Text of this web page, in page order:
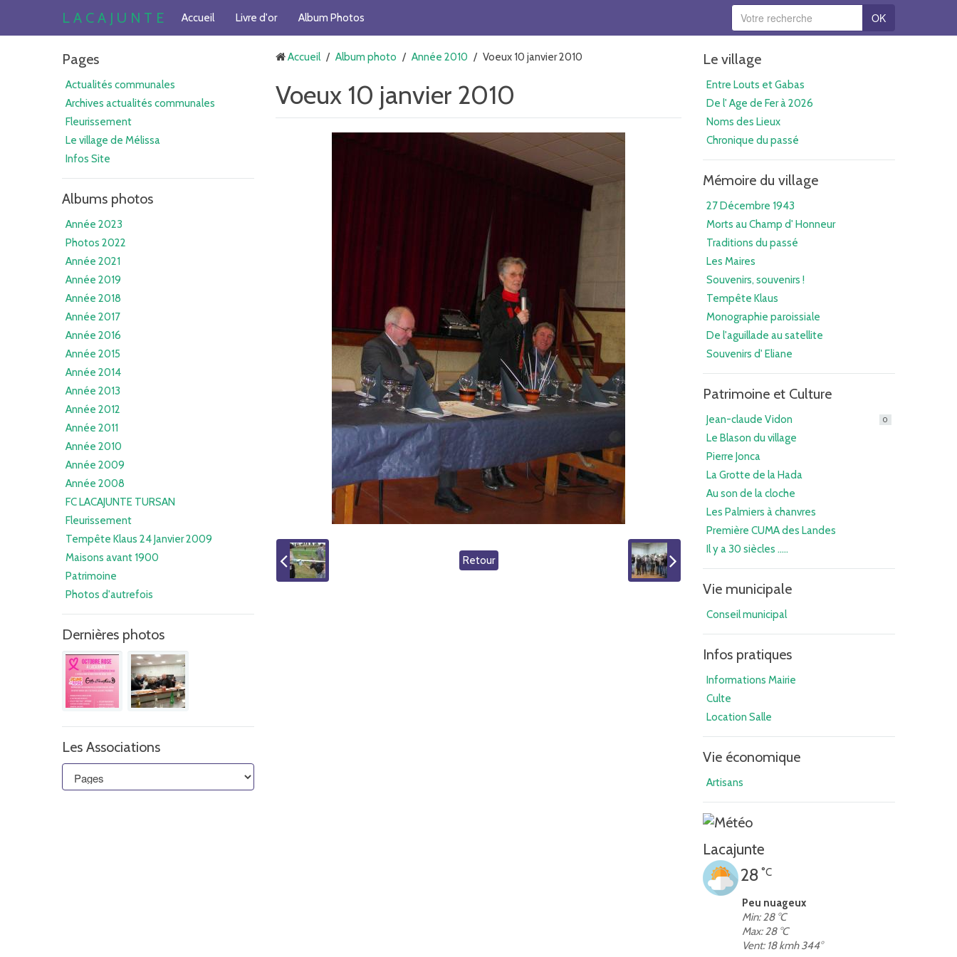
L A C A J U N T E Accueil Livre d'or Album Photos OK
Pages
Actualités communales
Archives actualités communales
Fleurissement
Le village de Mélissa
Infos Site
Albums photos
Année 2023
Photos 2022
Année 2021
Année 2019
Année 2018
Année 2017
Année 2016
Année 2015
Année 2014
Année 2013
Année 2012
Année 2011
Année 2010
Année 2009
Année 2008
FC LACAJUNTE TURSAN
Fleurissement
Tempête Klaus 24 Janvier 2009
Maisons avant 1900
Patrimoine
Photos d'autrefois
Dernières photos
Les Associations
Accueil / Album photo / Année 2010 / Voeux 10 janvier 2010
Voeux 10 janvier 2010
Retour
Le village
Entre Louts et Gabas
De l' Age de Fer à 2026
Noms des Lieux
Chronique du passé
Mémoire du village
27 Décembre 1943
Morts au Champ d' Honneur
Traditions du passé
Les Maires
Souvenirs, souvenirs !
Tempête Klaus
Monographie paroissiale
De l'aguillade au satellite
Souvenirs d' Eliane
Patrimoine et Culture
Jean-claude Vidon 0
Le Blason du village
Pierre Jonca
La Grotte de la Hada
Au son de la cloche
Les Palmiers à chanvres
Première CUMA des Landes
Il y a 30 siècles .....
Vie municipale
Conseil municipal
Infos pratiques
Informations Mairie
Culte
Location Salle
Vie économique
Artisans
Lacajunte
28 °C
Peu nuageux
Min: 28 °C
Max: 28 °C
Vent: 18 kmh 344°